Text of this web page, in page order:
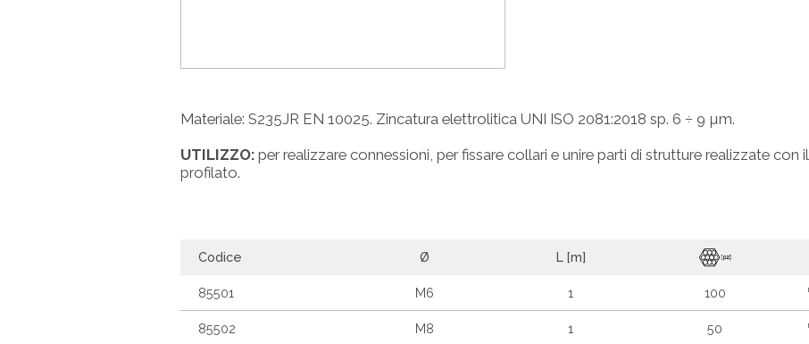
Materiale: S235JR EN 10025. Zincatura elettrolitica UNI ISO 2081:2018 sp. 6 ÷ 9 µm.
UTILIZZO: per realizzare connessioni, per fissare collari e unire parti di strutture realizzate con il
profilato.
Codice Ø L [m]
85501 M6 1 100
85502 M8 1 50